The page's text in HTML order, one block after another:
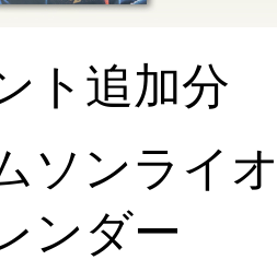
ト追加分
ソンライ
ンダー